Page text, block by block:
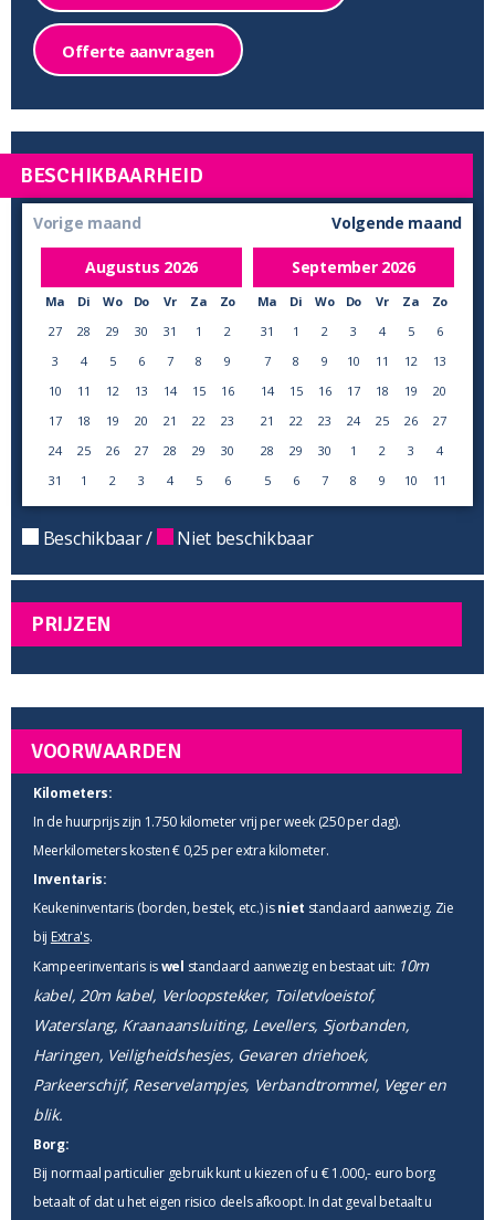
Offerte aanvragen
BESCHIKBAARHEID
Vorige maand
Augustus 2026
Ma Di Wo Do Vr Za
Zo
27
28 29 30 31 1
2
3
4 5 6 7 8
9
10
11 12 13 14 15
16
17
18 19 20 21 22
23
24
25 26 27 28 29
30
31
1 2 3 4 5 6
Volgende maand
September 2026
Ma Di Wo Do Vr Za
Zo
31
1 2 3 4 5
6
7
8 9 10 11 12
13
14
15 16 17 18 19
20
21
22 23 24 25 26
27
28
29 30 1 2 3
4
5
6 7 8 9 10 11
Beschikbaar / Niet beschikbaar
PRIJZEN
VOORWAARDEN
Kilometers:
In de huurprijs zijn 1.750 kilometer vrij per week (250 per dag).
Meerkilometers kosten € 0,25 per extra kilometer.
Inventaris:
Keukeninventaris (borden, bestek, etc.) isniet standaard aanwezig. Zie
bij Extra's.
Kampeerinventaris iswel standaard aanwezig en bestaat uit: 10m
kabel, 20m kabel, Verloopstekker, Toiletvloeistof,
Waterslang, Kraanaansluiting, Levellers, Sjorbanden,
Haringen, Veiligheidshesjes, Gevaren driehoek,
Parkeerschijf, Reservelampjes, Verbandtrommel, Veger en
blik.
Borg:
Bij normaal particulier gebruik kunt u kiezen of u € 1.000,- euro borg
betaalt of dat u het eigen risico deels afkoopt. In dat geval betaalt u